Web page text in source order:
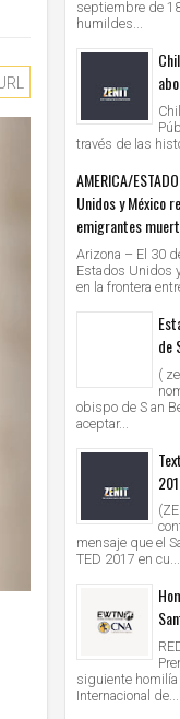
septiembre de
humildes...
través de las
AMERICA/
Unidos y México
emigrantes
Arizona – El 30
Estados Unidos
en la frontera
de
(
obispo de S an
aceptar...
mensaje que el
TED 2017 en cu...
siguiente homilía
Internacional de...